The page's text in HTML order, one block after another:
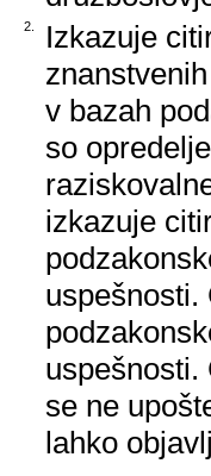
2.
Izkazuje
v bazah
so
izkazuje
uspešnosti.
uspešnosti.
se ne
lahko